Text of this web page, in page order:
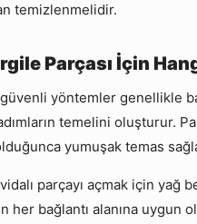
temizlenmelidir.
Parçası İçin
güvenli yöntemler genellikle
temelini oluşturur.
yumuşak temas
vidalı parçayı açmak için
her bağlantı alanına uygun